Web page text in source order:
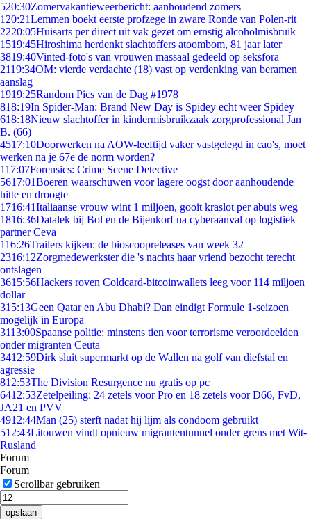
520:30Zomervakantieweerbericht: aanhoudend zomers
1 20:21Lemmen boekt eerste profzege in zware Ronde van Polen-rit
2220:05Huisarts per direct uit vak gezet om ernstig alcoholmisbruik
1519:45Hiroshima herdenkt slachtoffers atoombom, 81 jaar later
3819:40Vinted-foto's van vrouwen massaal gedeeld op seksfora
2119:34OM: vierde verdachte (18) vast op verdenking van beramen
aanslag
1919:25Random Pics van de Dag #1978
818:19In Spider-Man: Brand New Day is Spidey echt weer Spidey
618:18Nieuw slachtoffer in kindermisbruikzaak zorgprofessional Jan
B. (66)
4517:10Doorwerken na AOW-leeftijd vaker vastgelegd in cao's, moet
werken na je 67e de norm worden?
117:07Forensics: Crime Scene Detective
5617:01Boeren waarschuwen voor lagere oogst door aanhoudende
hitte en droogte
1716:41Italiaanse vrouw wint 1 miljoen, gooit kraslot per abuis weg
1816:36Datalek bij Bol en de Bijenkorf na cyberaanval op logistiek
partner Ceva
116:26Trailers kijken: de bioscoopreleases van week 32
2316:12Zorgmedewerkster die 's nachts haar vriend bezocht terecht
ontslagen
3615:56Hackers roven Coldcard-bitcoinwallets leeg voor 114 miljoen
dollar
315:13Geen Qatar en Abu Dhabi? Dan eindigt Formule 1-seizoen
mogelijk in Europa
3113:00Spaanse politie: minstens tien voor terrorisme veroordeelden
onder migranten Ceuta
3412:59Dirk sluit supermarkt op de Wallen na golf van diefstal en
agressie
812:53The Division Resurgence nu gratis op pc
6412:53Zetelpeiling: 24 zetels voor Pro en 18 zetels voor D66, FvD,
JA21 en PVV
4912:44Man (25) sterft nadat hij lijm als condoom gebruikt
512:43Litouwen vindt opnieuw migrantentunnel onder grens met Wit-
Rusland
Forum
Forum
Scrollbar gebruiken
opslaan